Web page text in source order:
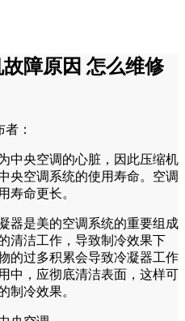
障原因 怎么维修
者：
中央空调的心脏，因此压缩机
央空调系统的使用寿命。空调
寿命更长。
是美的空调系统的重要组成
清洁工作，导致制冷效果下
的过多积累会导致冷凝器工作
中，应彻底清洁表面，这样可
制冷效果。